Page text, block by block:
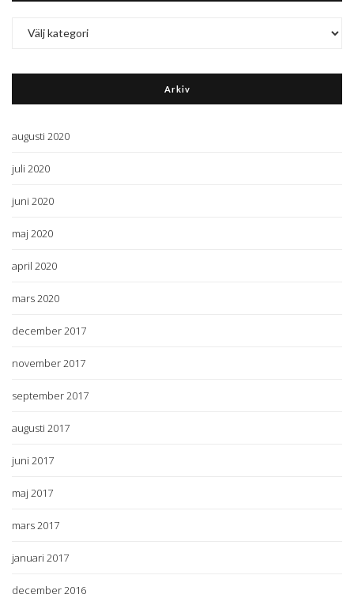
Arkiv
augusti 2020
juli 2020
juni 2020
maj 2020
april 2020
mars 2020
december 2017
november 2017
september 2017
augusti 2017
juni 2017
maj 2017
mars 2017
januari 2017
december 2016